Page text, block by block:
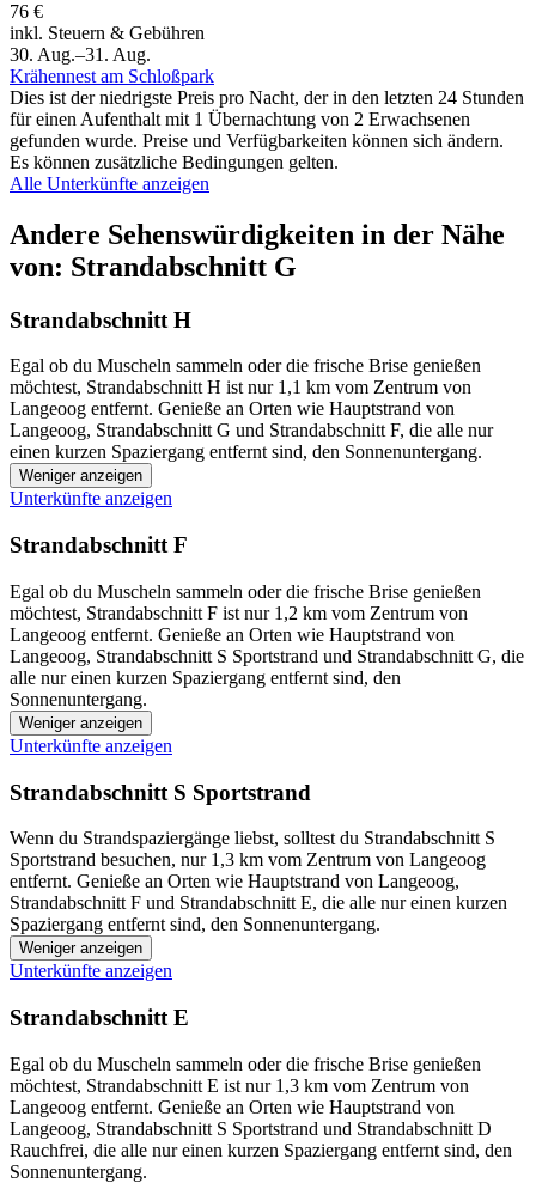
76 €
inkl. Steuern & Gebühren
30. Aug.–31. Aug.
Krähennest am Schloßpark
Dies ist der niedrigste Preis pro Nacht, der in den letzten 24 Stunden
für einen Aufenthalt mit 1 Übernachtung von 2 Erwachsenen
gefunden wurde. Preise und Verfügbarkeiten können sich ändern.
Es können zusätzliche Bedingungen gelten.
Alle Unterkünfte anzeigen
Andere Sehenswürdigkeiten in der Nähe
von: Strandabschnitt G
Strandabschnitt H
Egal ob du Muscheln sammeln oder die frische Brise genießen
möchtest, Strandabschnitt H ist nur 1,1 km vom Zentrum von
Langeoog entfernt. Genieße an Orten wie Hauptstrand von
Langeoog, Strandabschnitt G und Strandabschnitt F, die alle nur
einen kurzen Spaziergang entfernt sind, den Sonnenuntergang.
Weniger anzeigen
Unterkünfte anzeigen
Strandabschnitt F
Egal ob du Muscheln sammeln oder die frische Brise genießen
möchtest, Strandabschnitt F ist nur 1,2 km vom Zentrum von
Langeoog entfernt. Genieße an Orten wie Hauptstrand von
Langeoog, Strandabschnitt S Sportstrand und Strandabschnitt G, die
alle nur einen kurzen Spaziergang entfernt sind, den
Sonnenuntergang.
Weniger anzeigen
Unterkünfte anzeigen
Strandabschnitt S Sportstrand
Wenn du Strandspaziergänge liebst, solltest du Strandabschnitt S
Sportstrand besuchen, nur 1,3 km vom Zentrum von Langeoog
entfernt. Genieße an Orten wie Hauptstrand von Langeoog,
Strandabschnitt F und Strandabschnitt E, die alle nur einen kurzen
Spaziergang entfernt sind, den Sonnenuntergang.
Weniger anzeigen
Unterkünfte anzeigen
Strandabschnitt E
Egal ob du Muscheln sammeln oder die frische Brise genießen
möchtest, Strandabschnitt E ist nur 1,3 km vom Zentrum von
Langeoog entfernt. Genieße an Orten wie Hauptstrand von
Langeoog, Strandabschnitt S Sportstrand und Strandabschnitt D
Rauchfrei, die alle nur einen kurzen Spaziergang entfernt sind, den
Sonnenuntergang.